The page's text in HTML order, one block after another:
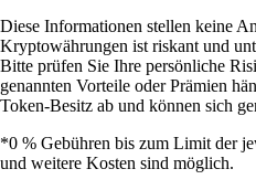
Diese Informationen stellen keine
Kryptowährungen ist riskant und
Bitte prüfen Sie Ihre persönliche
genannten Vorteile oder Prämien
Token-Besitz ab und können sich
*0 % Gebühren bis zum Limit der
und weitere Kosten sind möglich.